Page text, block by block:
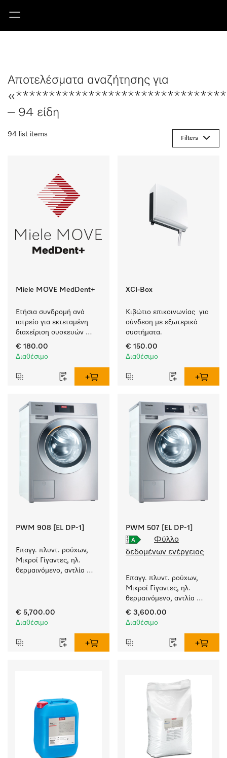
Αποτελέσματα αναζήτησης για
– 94 είδη
94 list items
Filters
Miele MOVE MedDent+
Ετήσια συνδρομή ανά
ιατρείο για εκτεταμένη
διαχείριση συσκευών
Miele Professional με
τεκμηρίωση διαδικασιών.
€ 180.00
Διαθέσιμο
XCI-Box
Κιβώτιο επικοινωνίας  για
σύνδεση με εξωτερικά
συστήματα.
€ 150.00
Διαθέσιμο
PWM 908 [EL DP-1]
Επαγγ. πλυντ. ρούχων,
Μικροί Γίγαντες, ηλ.
θερμαινόμενο, αντλία
απαιτήσεων.
Χωρητικότητα 8 kg
€ 5,700.00
Διαθέσιμο
PWM 507 [EL DP-1]
Φύλλο
δεδομένων ενέργειας
Επαγγ. πλυντ. ρούχων,
Μικροί Γίγαντες, ηλ.
θερμαινόμενο, αντλία
αποχέτευσ. και ειδικά
προγράμματα
απαιτήσεων.
Χωρητικότητα 7 kg
€ 3,600.00
Διαθέσιμο